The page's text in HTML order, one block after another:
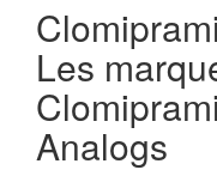
Les
Analogs